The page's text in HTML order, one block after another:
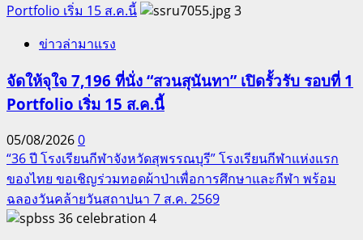
Portfolio เริ่ม 15 ส.ค.นี้
3
ข่าวล่ามาแรง
จัดให้จุใจ 7,196 ที่นั่ง “สวนสุนันทา” เปิดรั้วรับ รอบที่ 1
Portfolio เริ่ม 15 ส.ค.นี้
05/08/20260
“36 ปี โรงเรียนกีฬาจังหวัดสุพรรณบุรี” โรงเรียนกีฬาแห่งแรก
ของไทย ขอเชิญร่วมทอดผ้าป่าเพื่อการศึกษาและกีฬา พร้อม
ฉลองวันคล้ายวันสถาปนา 7 ส.ค. 2569
4